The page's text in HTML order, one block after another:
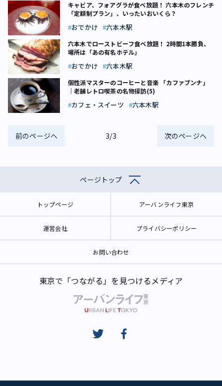
キャビア、フォアグラが食べ放題！ 六本木のフレンチ
「定額制プラン」、いったいおいくら？
おでかけ 六本木駅
六本木でローストビーフ食べ放題！ 2時間1本勝負、
場所は「あの有名ホテル」
おでかけ 六本木駅
個性派マスターのコーヒーと音楽 「カファブンナ」
｜老舗レトロ喫茶の名物探訪(5)
カフェ・スイーツ 六本木駅
前のページへ 3/3 次のページへ
ページトップ
トップページ アーバンライフ東京
運営会社 プライバシーポリシー
お問い合わせ
東京で「つながる」を見つけるメディア